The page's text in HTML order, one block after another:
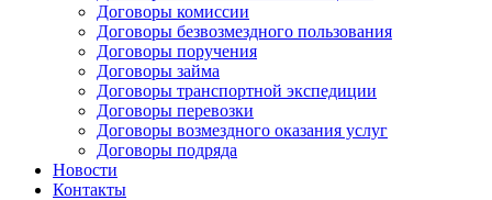
Договоры комиссии
Договоры безвозмездного пользования
Договоры поручения
Договоры займа
Договоры транспортной экспедиции
Договоры перевозки
Договоры возмездного оказания услуг
Договоры подряда
Новости
Контакты